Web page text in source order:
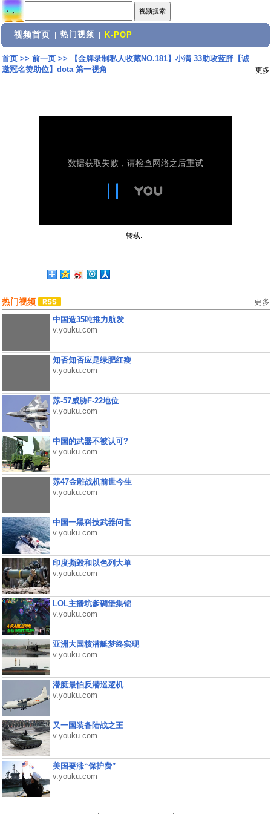
视频首页 热门视频 K-POP
首页>> 前一页>>
【金牌录制私人收藏NO.181】小满 33助攻蓝胖【诚
邀冠名赞助位】dota 第一视角
更多
转载:
热门视频 更多
中国造35吨推力航发
v.youku.com
知否知否应是绿肥红瘦
v.youku.com
苏-57威胁F-22地位
v.youku.com
中国的武器不被认可?
v.youku.com
苏47金雕战机前世今生
v.youku.com
中国一黑科技武器问世
v.youku.com
印度撕毁和以色列大单
v.youku.com
LOL主播坑爹碉堡集锦
v.youku.com
亚洲大国核潜艇梦终实现
v.youku.com
潜艇最怕反潜巡逻机
v.youku.com
又一国装备陆战之王
v.youku.com
美国要涨“保护费”
v.youku.com